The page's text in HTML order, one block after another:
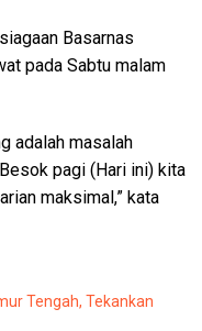
Basarnas
pada Sabtu malam
adalah masalah
pagi (Hari ini) kita
maksimal,” kata
Tengah, Tekankan